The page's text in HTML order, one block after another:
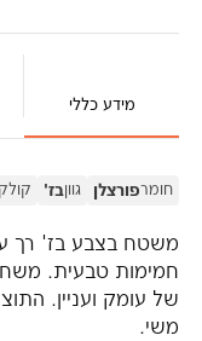
מידע כללי
חומרפורצלן גווןבז'
משטח בצבע בז' רך
חמימות טבעית.
של עומק ועניין.
משי.